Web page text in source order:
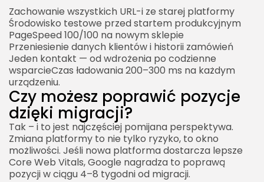
Zachowanie wszystkich URL-i ze starej platformy
Środowisko testowe przed startem produkcyjnym
PageSpeed 100/100 na nowym sklepie
Przeniesienie danych klientów i historii zamówień
Jeden kontakt — od wdrożenia po codzienne
wsparcieCzas ładowania 200–300 ms na każdym
urządzeniu.
Czy możesz poprawić pozycje
dzięki migracji?
Tak – i to jest najczęściej pomijana perspektywa.
Zmiana platformy to nie tylko ryzyko, to okno
możliwości. Jeśli nowa platforma dostarcza lepsze
Core Web Vitals, Google nagradza to poprawą
pozycji w ciągu 4–8 tygodni od migracji.